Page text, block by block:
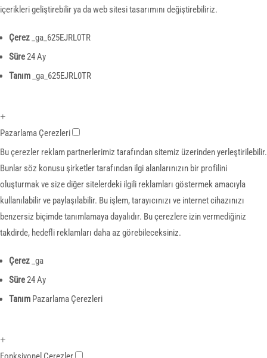
içerikleri geliştirebilir ya da web sitesi tasarımını değiştirebiliriz.
Çerez _ga_625EJRL0TR
Süre24 Ay
Tanım _ga_625EJRL0TR
+
Pazarlama Çerezleri
Bu çerezler reklam partnerlerimiz tarafından sitemiz üzerinden yerleştirilebilir.
Bunlar söz konusu şirketler tarafından ilgi alanlarınızın bir profilini
oluşturmak ve size diğer sitelerdeki ilgili reklamları göstermek amacıyla
kullanılabilir ve paylaşılabilir. Bu işlem, tarayıcınızı ve internet cihazınızı
benzersiz biçimde tanımlamaya dayalıdır. Bu çerezlere izin vermediğiniz
takdirde, hedefli reklamları daha az görebileceksiniz.
Çerez _ga
Süre24 Ay
Tanım Pazarlama Çerezleri
+